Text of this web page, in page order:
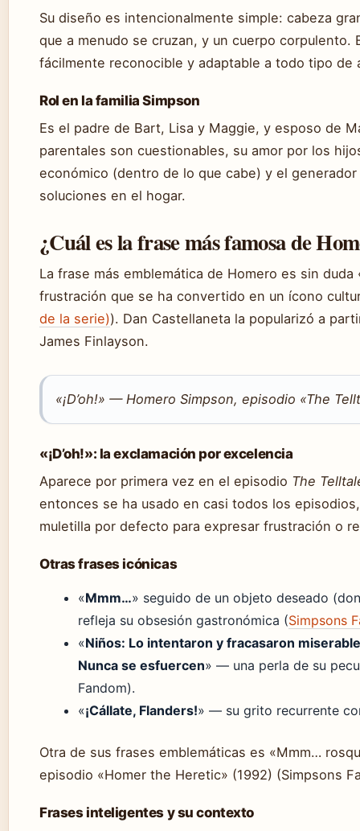
Su diseño es intencionalmente simple: cabeza
que a menudo se cruzan, y un cuerpo corpulento.
fácilmente reconocible y adaptable a todo tipo de
Rol en la familia Simpson
Es el padre de Bart, Lisa y Maggie, y esposo de
parentales son cuestionables, su amor por los
económico (dentro de lo que cabe) y el
soluciones en el hogar.
¿Cuál es la frase más famosa de
La frase más emblemática de Homero es sin duda
frustración que se ha convertido en un ícono
de la serie)). Dan Castellaneta la popularizó a
James Finlayson.
«¡D’oh!» — Homero Simpson, episodio «The
«¡D’oh!»: la exclamación por excelencia
Aparece por primera vez en el episodio The
entonces se ha usado en casi todos los
muletilla por defecto para expresar frustración o
Otras frases icónicas
«Mmm…» seguido de un objeto deseado
refleja su obsesión gastronómica (Simpsons
«Niños: Lo intentaron y fracasaron
Nunca se esfuercen» — una perla de su
Fandom).
«¡Cállate, Flanders!» — su grito recurrente
Otra de sus frases emblemáticas es «Mmm…
episodio «Homer the Heretic» (1992) (Simpsons
Frases inteligentes y su contexto